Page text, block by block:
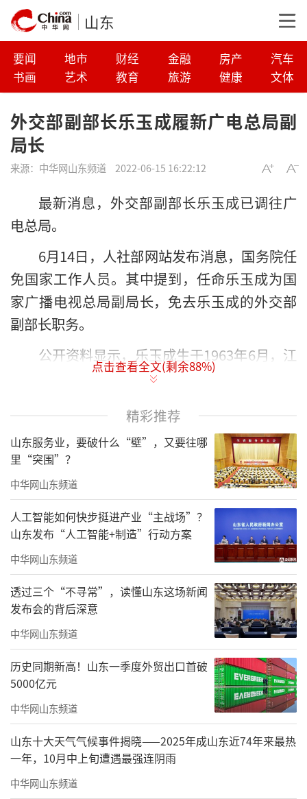
山东
要闻 地市 财经 金融 房产
汽车
书画
艺术 教育 旅游 健康 文体
外交部副部长乐玉成履新广电总局副
局长
来源： 中华网山东频道 2022-06-15 16:22:12
最新消息，外交部副部长乐玉成已调往广
电总局。
6月14日，人社部网站发布消息，国务院任
免国家工作人员。其中提到，任命乐玉成为国
家广播电视总局副局长，免去乐玉成的外交部
副部长职务。
公开资料显示，乐玉成生于1963年6月，江
苏省人。据报道，他早年曾在江苏省旅游学校
入南京师范大学就读，专攻俄罗斯语言文学。
1986年大学毕业后，乐玉成进入外交部工
作，其间曾多次赴国外履职，外交系统工作经
验丰富。
早期，他曾任职于驻苏联大使馆、驻俄大
使馆等处。1993年，调回至外交部欧亚司工
作，5年后转任常驻联合国代表团参赞，2001年
点击查看全文(剩余88%)
精彩推荐
山东服务业，要破什么“壁”，又要往哪
里“突围”？
中华网山东频道
人工智能如何快步挺进产业“主战场”？
山东发布“人工智能+制造”行动方案
中华网山东频道
透过三个“不寻常”，读懂山东这场新闻
发布会的背后深意
中华网山东频道
历史同期新高！山东一季度外贸出口首破
5000亿元
中华网山东频道
山东十大天气气候事件揭晓——2025年成山东近74年来最热
一年，10月中上旬遭遇最强连阴雨
中华网山东频道